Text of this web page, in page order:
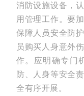
消防设施设备，
用管理工作。要
保障人员安全防
员购买人身意外
作。应明确专门
防、人身等安全
全有序开展。